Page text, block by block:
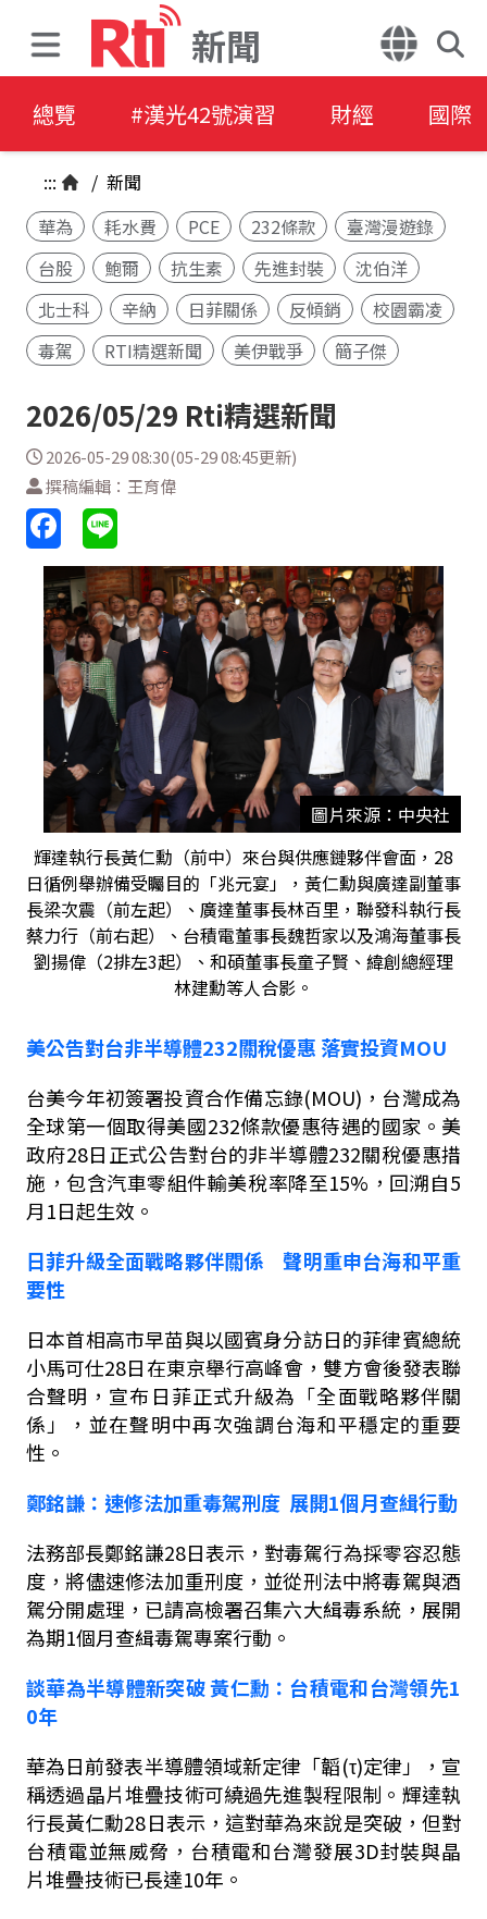
新聞
總覽 #漢光42號演習 財經 國際
::: / 新聞
華為
耗水費 PCE 232條款
臺灣漫遊錄
台股
鮑爾 抗生素 先進封裝
沈伯洋
北士科
辛納 日菲關係 反傾銷
校園霸凌
毒駕
RTI精選新聞 美伊戰爭 簡子傑
2026/05/29 Rti精選新聞
2026-05-29 08:30(05-29 08:45更新)
撰稿編輯：王育偉
圖片來源：中央社
輝達執行長黃仁勳（前中）來台與供應鏈夥伴會面，28
日循例舉辦備受矚目的「兆元宴」，黃仁勳與廣達副董事
長梁次震（前左起）、廣達董事長林百里，聯發科執行長
蔡力行（前右起）、台積電董事長魏哲家以及鴻海董事長
劉揚偉（2排左3起）、和碩董事長童子賢、緯創總經理
林建勳等人合影。
美公告對台非半導體232關稅優惠 落實投資MOU
台美今年初簽署投資合作備忘錄(MOU) ，台灣成為
全球第一個取得美國232條款優惠待遇的國家。美
政府28日正式公告對台的非半導體232關稅優惠措
施，包含汽車零組件輸美稅率降至15% ，回溯自5
月1日起生效。
日菲升級全面戰略夥伴關係 聲明重申台海和平重
要性
日本首相高市早苗與以國賓身分訪日的菲律賓總統
小馬可仕28日在東京舉行高峰會，雙方會後發表聯
合聲明，宣布日菲正式升級為「全面戰略夥伴關
係」，並在聲明中再次強調台海和平穩定的重要
性。
鄭銘謙：速修法加重毒駕刑度 展開1個月查緝行動
法務部長鄭銘謙28日表示，對毒駕行為採零容忍態
度，將儘速修法加重刑度，並從刑法中將毒駕與酒
駕分開處理，已請高檢署召集六大緝毒系統，展開
為期1個月查緝毒駕專案行動。
談華為半導體新突破黃仁勳：台積電和台灣領先1
0年
華為日前發表半導體領域新定律「韜(τ)定律」，宣
稱透過晶片堆疊技術可繞過先進製程限制。輝達執
行長黃仁勳28日表示，這對華為來說是突破，但對
台積電並無威脅，台積電和台灣發展3D封裝與晶
片堆疊技術已長達10年。